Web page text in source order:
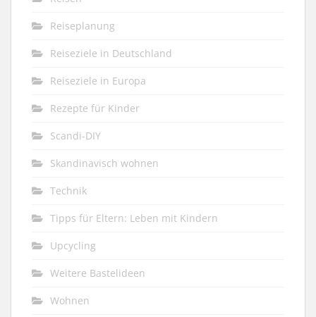
Reiseplanung
Reiseziele in Deutschland
Reiseziele in Europa
Rezepte für Kinder
Scandi-DIY
Skandinavisch wohnen
Technik
Tipps für Eltern: Leben mit Kindern
Upcycling
Weitere Bastelideen
Wohnen